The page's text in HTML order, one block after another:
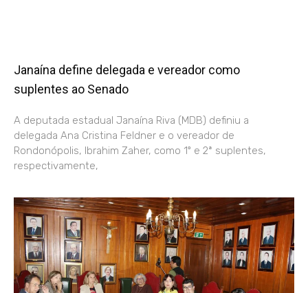
Janaína define delegada e vereador como
suplentes ao Senado
A deputada estadual Janaína Riva (MDB) definiu a
delegada Ana Cristina Feldner e o vereador de
Rondonópolis, Ibrahim Zaher, como 1º e 2ª suplentes,
respectivamente,